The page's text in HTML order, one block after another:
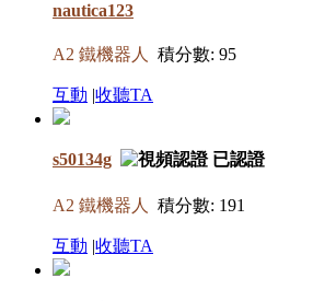
nautica123
A2 鐵機器人 積分數: 95
互動 |收聽TA
s50134g
A2 鐵機器人 積分數: 191
互動 |收聽TA